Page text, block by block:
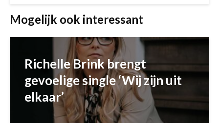
Mogelijk ook interessant
Richelle Brink brengt
gevoelige single ‘Wij zijn uit
elkaar’